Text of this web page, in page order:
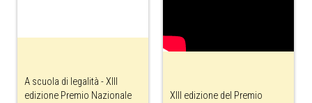
A scuola di legalità - XIII
edizione Premio Nazionale
XIII edizione del Premio